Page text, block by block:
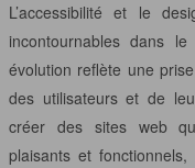
L’accessibilité et le
incontournables dans
évolution reflète une
des utilisateurs et de
créer des sites web
plaisants et